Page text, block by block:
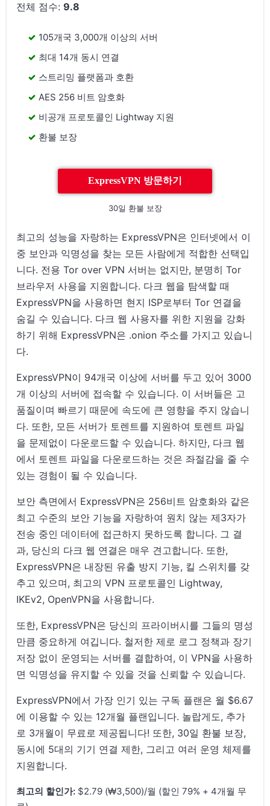
전체 점수:9.8
105개국 3,000개 이상의 서버
최대 14개 동시 연결
스트리밍 플랫폼과 호환
AES 256 비트 암호화
비공개 프로토콜인 Lightway 지원
환불 보장
ExpressVPN 방문하기
30일 환불 보장
최고의 성능을 자랑하는 ExpressVPN은 인터넷에서 이
중 보안과 익명성을 찾는 모든 사람에게 적합한 선택입
니다. 전용 Tor over VPN 서버는 없지만, 분명히 Tor
브라우저 사용을 지원합니다. 다크 웹을 탐색할 때
ExpressVPN을 사용하면 현지 ISP로부터 Tor 연결을
숨길 수 있습니다. 다크 웹 사용자를 위한 지원을 강화
하기 위해 ExpressVPN은 .onion 주소를 가지고 있습니
다.
ExpressVPN이 94개국 이상에 서버를 두고 있어 3000
개 이상의 서버에 접속할 수 있습니다. 이 서버들은 고
품질이며 빠르기 때문에 속도에 큰 영향을 주지 않습니
다. 또한, 모든 서버가 토렌트를 지원하여 토렌트 파일
을 문제없이 다운로드할 수 있습니다. 하지만, 다크 웹
에서 토렌트 파일을 다운로드하는 것은 좌절감을 줄 수
있는 경험이 될 수 있습니다.
보안 측면에서 ExpressVPN은 256비트 암호화와 같은
최고 수준의 보안 기능을 자랑하여 원치 않는 제3자가
전송 중인 데이터에 접근하지 못하도록 합니다. 그 결
과, 당신의 다크 웹 연결은 매우 견고합니다. 또한,
ExpressVPN은 내장된 유출 방지 기능, 킬 스위치를 갖
추고 있으며, 최고의 VPN 프로토콜인 Lightway,
IKEv2, OpenVPN을 사용합니다.
또한, ExpressVPN은 당신의 프라이버시를 그들의 명성
만큼 중요하게 여깁니다. 철저한 제로 로그 정책과 장기
저장 없이 운영되는 서버를 결합하여, 이 VPN을 사용하
면 익명성을 유지할 수 있을 것을 신뢰할 수 있습니다.
ExpressVPN에서 가장 인기 있는 구독 플랜은 월 $6.67
에 이용할 수 있는 12개월 플랜입니다. 놀랍게도, 추가
로 3개월이 무료로 제공됩니다! 또한, 30일 환불 보장,
동시에 5대의 기기 연결 제한, 그리고 여러 운영 체제를
지원합니다.
최고의 할인가: $2.79 (₩3,500)/월 (할인 79% + 4개월 무